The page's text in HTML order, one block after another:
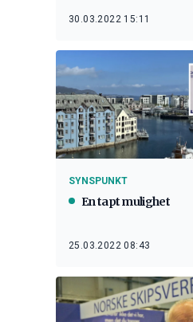
30.03.2022 15:11
SYNSPUNKT
En tapt mulighet
25.03.2022 08:43